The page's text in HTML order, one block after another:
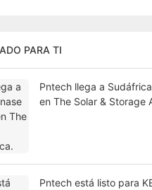
PARA TI
Pntech llega a
en The Solar & Storage
Pntech está listo para